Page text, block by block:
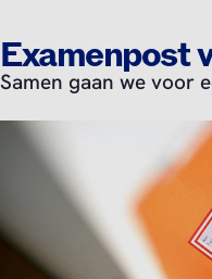
Examenpost
Samen gaan we voor